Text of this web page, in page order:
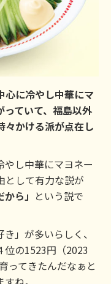
心に冷やし中華にマ
っていて、福島以外
々かける派が点在し
やし中華にマヨネー
として有力な説が
ら」 という説で
」が多いらしく、
位の1523円（2023
ってきたんだなぁと